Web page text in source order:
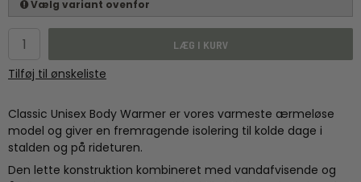
Vælg variant ovenfor
LÆG I KURV
Tilføj til ønskeliste
Classic Unisex Body Warmer er vores varmeste ærmeløse
model og giver en fremragende isolering til kolde dage i
stalden og på rideturen.
Den lette konstruktion kombineret med vandafvisende og